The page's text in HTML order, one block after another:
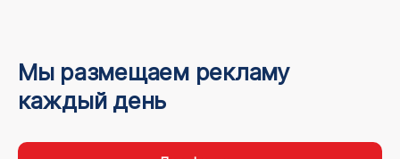
Мы размещаем рекламу
каждый день